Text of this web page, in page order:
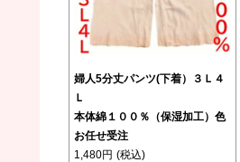
婦人5分丈パンツ(下着）３Ｌ４
Ｌ
本体綿１００％（保湿加工）色
お任せ受注
1,480円 (税込)